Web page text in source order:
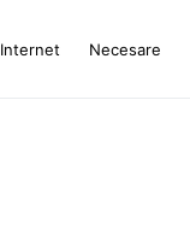
Internet Necesare